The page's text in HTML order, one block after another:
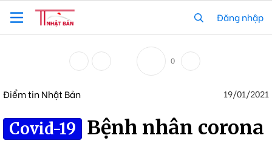
Đăng nhập
0
Điểm tin Nhật Bản 19/01/2021
Covid-19
Bệnh nhân corona